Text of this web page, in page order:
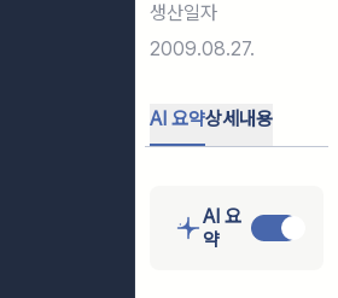
생산일자
2009.08.27.
AI 요약상세내용
AI 요
약